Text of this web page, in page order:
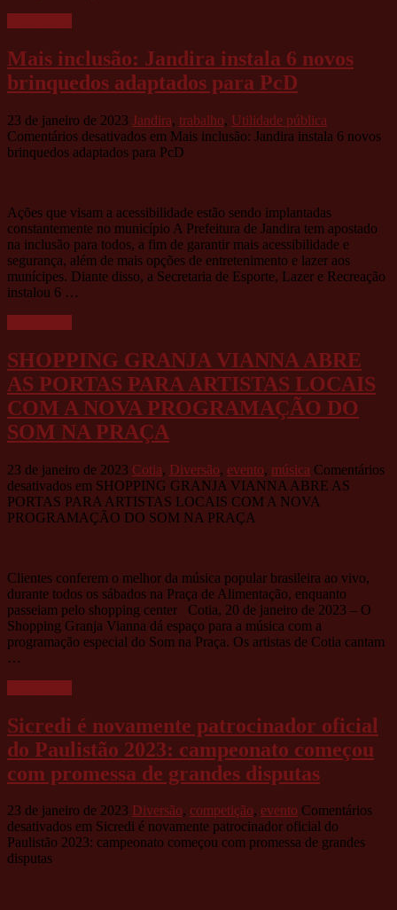
Mais inclusão: Jandira instala 6 novos
brinquedos adaptados para PcD
23 de janeiro de 2023 Jandira, trabalho, Utilidade pública
Comentários desativados em Mais inclusão: Jandira instala 6 novos
brinquedos adaptados para PcD
Ações que visam a acessibilidade estão sendo implantadas
constantemente no município A Prefeitura de Jandira tem apostado
na inclusão para todos, a fim de garantir mais acessibilidade e
segurança, além de mais opções de entretenimento e lazer aos
munícipes. Diante disso, a Secretaria de Esporte, Lazer e Recreação
instalou 6 …
SHOPPING GRANJA VIANNA ABRE
AS PORTAS PARA ARTISTAS LOCAIS
COM A NOVA PROGRAMAÇÃO DO
SOM NA PRAÇA
23 de janeiro de 2023 Cotia, Diversão, evento, música Comentários
desativados em SHOPPING GRANJA VIANNA ABRE AS
PORTAS PARA ARTISTAS LOCAIS COM A NOVA
PROGRAMAÇÃO DO SOM NA PRAÇA
Clientes conferem o melhor da música popular brasileira ao vivo,
durante todos os sábados na Praça de Alimentação, enquanto
passeiam pelo shopping center Cotia, 20 de janeiro de 2023 – O
Shopping Granja Vianna dá espaço para a música com a
programação especial do Som na Praça. Os artistas de Cotia cantam
…
Sicredi é novamente patrocinador oficial
do Paulistão 2023: campeonato começou
com promessa de grandes disputas
23 de janeiro de 2023 Diversão, competição, evento Comentários
desativados em Sicredi é novamente patrocinador oficial do
Paulistão 2023: campeonato começou com promessa de grandes
disputas